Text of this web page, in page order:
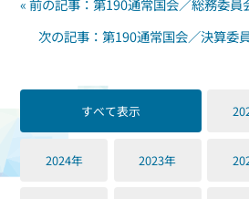
« 前の記事：第190通常国会／総務委員
次の記事：第190通常国会／決算委
すべて表示
2024年 2023年